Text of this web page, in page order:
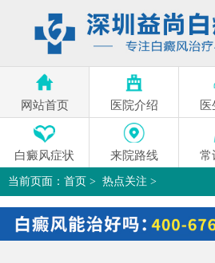
网站首页 医院介绍
白癜风症状 来院路线 常
当前页面： 首页 > 热点关注 >
深圳如何治皮肤白癜风：青少年白癜风可